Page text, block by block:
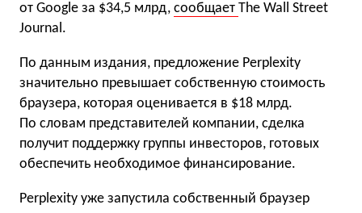
от Google за $34,5 млрд, сообщает The Wall Street
Journal.
По данным издания, предложение Perplexity
значительно превышает собственную стоимость
браузера, которая оценивается в $18 млрд.
По словам представителей компании, сделка
получит поддержку группы инвесторов, готовых
обеспечить необходимое финансирование.
Perplexity уже запустила собственный браузер